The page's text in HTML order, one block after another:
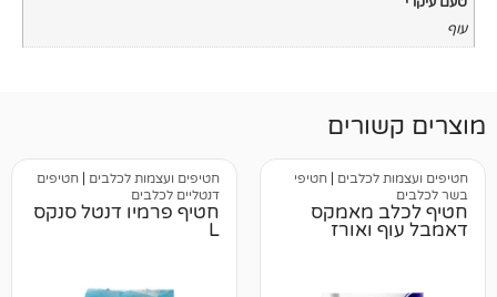
|חטיפי
מאמקס
חטיפים ועצמות לכלבים|חטיפים
חטיף פרמיו דנטל סנקס
L